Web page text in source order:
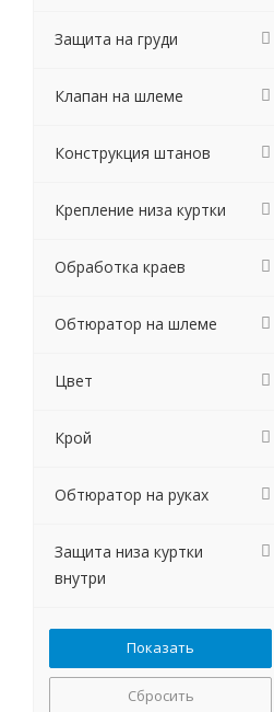
Защита на груди
Клапан на шлеме
Конструкция штанов
Крепление низа куртки
Обработка краев
Обтюратор на шлеме
Цвет
Крой
Обтюратор на руках
Защита низа куртки
внутри
Сбросить